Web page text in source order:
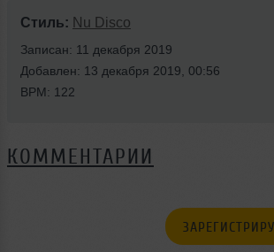
Стиль: Nu Disco
Записан: 11 декабря 2019
Добавлен: 13 декабря 2019, 00:56
BPM: 122
КОММЕНТАРИИ